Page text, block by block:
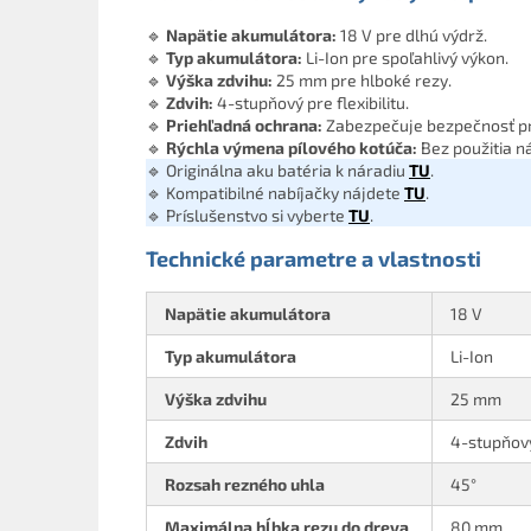
🔹 Napätie akumulátora: 18 V pre dlhú výdrž.
🔹 Typ akumulátora: Li-Ion pre spoľahlivý výkon.
🔹 Výška zdvihu: 25 mm pre hlboké rezy.
🔹 Zdvih: 4-stupňový pre flexibilitu.
🔹 Priehľadná ochrana: Zabezpečuje bezpečnosť
🔹 Rýchla výmena pílového kotúča: Bez použitia
🔹 Originálna aku batéria k náradiu TU.
🔹 Kompatibilné nabíjačky nájdete TU.
🔹 Príslušenstvo si vyberte TU.
Technické parametre a vlastnosti
Napätie akumulátora 18 V
Typ akumulátora Li-Ion
Výška zdvihu 25 mm
Zdvih 4-
Rozsah rezného uhla 45°
Maximálna hĺbka rezu do dreva 80 mm